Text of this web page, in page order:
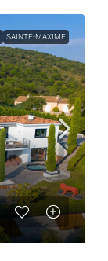
SAINTE-MAXIME